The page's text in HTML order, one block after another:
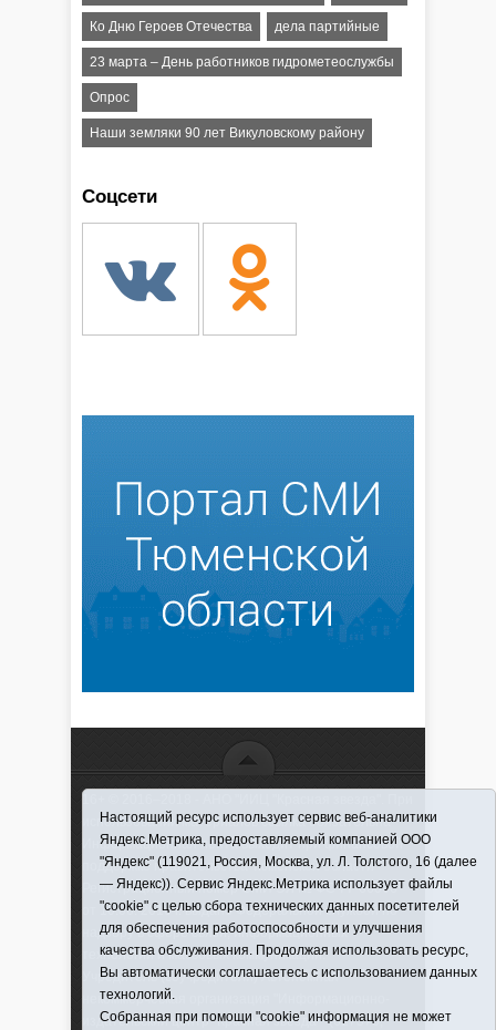
Ко Дню Героев Отечества дела партийные
23 марта – День работников гидрометеослужбы
Опрос
Наши земляки 90 лет Викуловскому району
Соцсети
использовании материалов ссылка обязательна
Информационная лента выходит при финансовой
поддержке правительства Тюменской области
Регистрационный номер СМИ ЭЛ № ФС 77-66066
от 10.06. 2016 г. выдано Федеральной службой по
надзору в сфере связи, информационных
технологий и массовых коммуникаций.
Учредитель (соучредители) Автономная
некоммерческая организация "Информационно-
издательский центр "Красная звезда"" (627570,
Настоящий ресурс использует сервис веб-аналитики
Яндекс.Метрика, предоставляемый компанией ООО
"Яндекс" (119021, Россия, Москва, ул. Л. Толстого, 16 (далее
— Яндекс)). Сервис Яндекс.Метрика использует файлы
"cookie" с целью сбора технических данных посетителей
для обеспечения работоспособности и улучшения
качества обслуживания. Продолжая использовать ресурс,
Вы автоматически соглашаетесь с использованием данных
технологий.
Собранная при помощи "cookie" информация не может